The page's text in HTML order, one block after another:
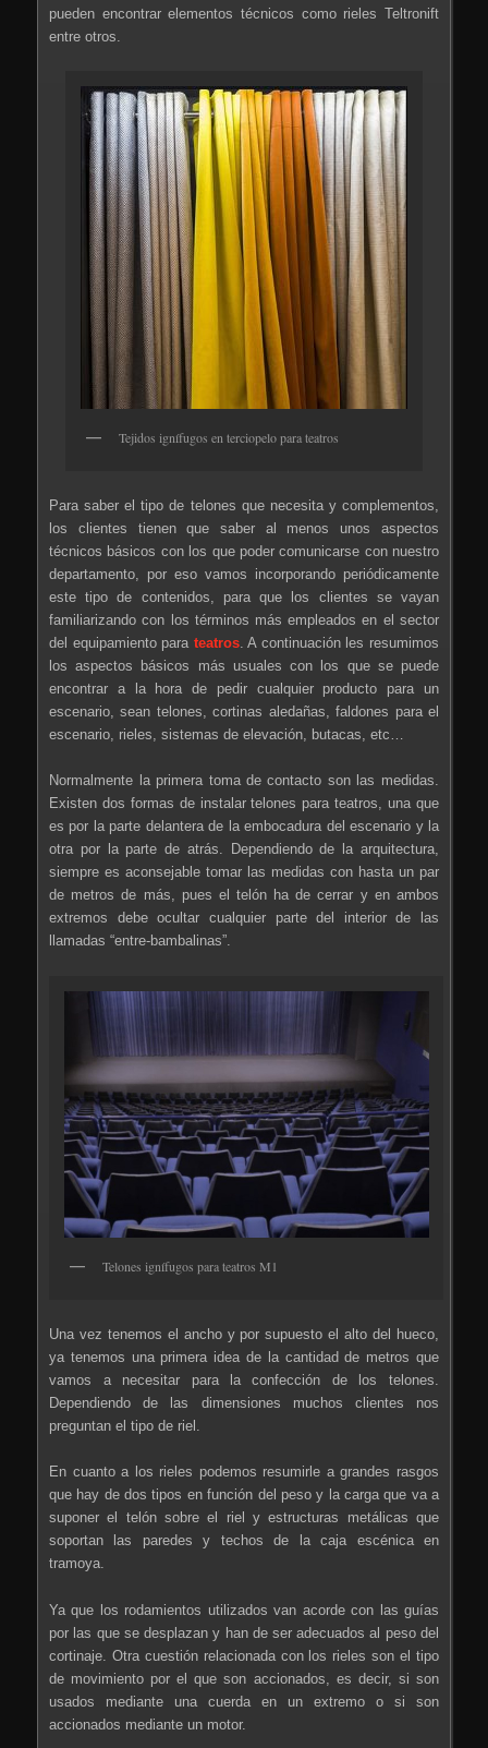
pueden encontrar elementos técnicos como rieles Teltronift
entre otros.
Tejidos ignífugos en terciopelo para teatros
Para saber el tipo de telones que necesita y complementos,
los clientes tienen que saber al menos unos aspectos
técnicos básicos con los que poder comunicarse con nuestro
departamento, por eso vamos incorporando periódicamente
este tipo de contenidos, para que los clientes se vayan
familiarizando con los términos más empleados en el sector
del equipamiento para teatros. A continuación les resumimos
los aspectos básicos más usuales con los que se puede
encontrar a la hora de pedir cualquier producto para un
escenario, sean telones, cortinas aledañas, faldones para el
escenario, rieles, sistemas de elevación, butacas, etc…
Normalmente la primera toma de contacto son las medidas.
Existen dos formas de instalar telones para teatros, una que
es por la parte delantera de la embocadura del escenario y la
otra por la parte de atrás. Dependiendo de la arquitectura,
siempre es aconsejable tomar las medidas con hasta un par
de metros de más, pues el telón ha de cerrar y en ambos
extremos debe ocultar cualquier parte del interior de las
llamadas “entre-bambalinas”.
Telones ignífugos para teatros M1
Una vez tenemos el ancho y por supuesto el alto del hueco,
ya tenemos una primera idea de la cantidad de metros que
vamos a necesitar para la confección de los telones.
Dependiendo de las dimensiones muchos clientes nos
preguntan el tipo de riel.
En cuanto a los rieles podemos resumirle a grandes rasgos
que hay de dos tipos en función del peso y la carga que va a
suponer el telón sobre el riel y estructuras metálicas que
soportan las paredes y techos de la caja escénica en
tramoya.
Ya que los rodamientos utilizados van acorde con las guías
por las que se desplazan y han de ser adecuados al peso del
cortinaje. Otra cuestión relacionada con los rieles son el tipo
de movimiento por el que son accionados, es decir, si son
usados mediante una cuerda en un extremo o si son
accionados mediante un motor.